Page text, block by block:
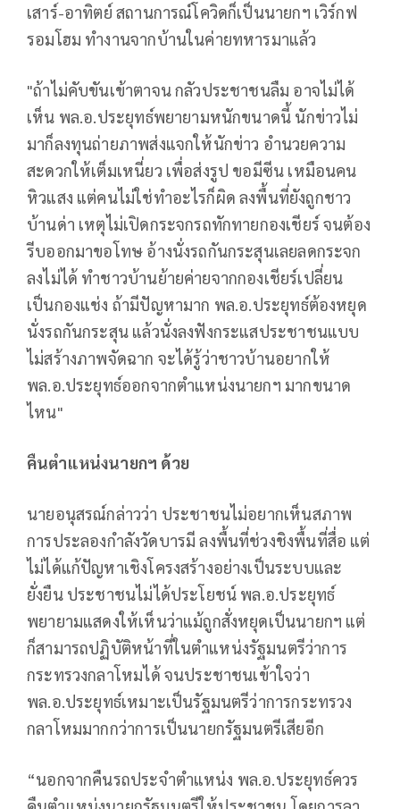
เสาร์-อาทิตย์ สถานการณ์โควิดก็เป็นนายกฯ เวิร์กฟ
รอมโฮม ทำงานจากบ้านในค่ายทหารมาแล้ว
"ถ้าไม่คับขันเข้าตาจน กลัวประชาชนลืม อาจไม่ได้
เห็น พล.อ.ประยุทธ์พยายามหนักขนาดนี้ นักข่าวไม่
มาก็ลงทุนถ่ายภาพส่งแจกให้นักข่าว อำนวยความ
สะดวกให้เต็มเหนี่ยว เพื่อส่งรูป ขอมีซีน เหมือนคน
หิวแสง แต่คนไม่ใช่ทำอะไรก็ผิด ลงพื้นที่ยังถูกชาว
บ้านด่า เหตุไม่เปิดกระจกรถทักทายกองเชียร์ จนต้อง
รีบออกมาขอโทษ อ้างนั่งรถกันกระสุนเลยลดกระจก
ลงไม่ได้ ทำชาวบ้านย้ายค่ายจากกองเชียร์เปลี่ยน
เป็นกองแช่ง ถ้ามีปัญหามาก พล.อ.ประยุทธ์ต้องหยุด
นั่งรถกันกระสุน แล้วนั่งลงฟังกระแสประชาชนแบบ
ไม่สร้างภาพจัดฉาก จะได้รู้ว่าชาวบ้านอยากให้
พล.อ.ประยุทธ์ออกจากตำแหน่งนายกฯ มากขนาด
ไหน"
คืนตำแหน่งนายกฯ ด้วย
นายอนุสรณ์กล่าวว่า ประชาชนไม่อยากเห็นสภาพ
การประลองกำลังวัดบารมี ลงพื้นที่ช่วงชิงพื้นที่สื่อ แต่
ไม่ได้แก้ปัญหาเชิงโครงสร้างอย่างเป็นระบบและ
ยั่งยืน ประชาชนไม่ได้ประโยชน์ พล.อ.ประยุทธ์
พยายามแสดงให้เห็นว่าแม้ถูกสั่งหยุดเป็นนายกฯ แต่
ก็สามารถปฏิบัติหน้าที่ในตำแหน่งรัฐมนตรีว่าการ
กระทรวงกลาโหมได้ จนประชาชนเข้าใจว่า
พล.อ.ประยุทธ์เหมาะเป็นรัฐมนตรีว่าการกระทรวง
กลาโหมมากกว่าการเป็นนายกรัฐมนตรีเสียอีก
“นอกจากคืนรถประจำตำแหน่ง พล.อ.ประยุทธ์ควร